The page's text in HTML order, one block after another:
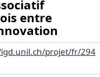
entre
projet/fr/294